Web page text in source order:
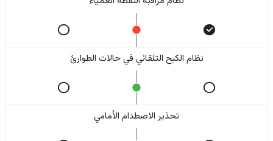
نظام الكبح التلقائي في حالات الطوارئ
تحذير الاصطدام الأمامي